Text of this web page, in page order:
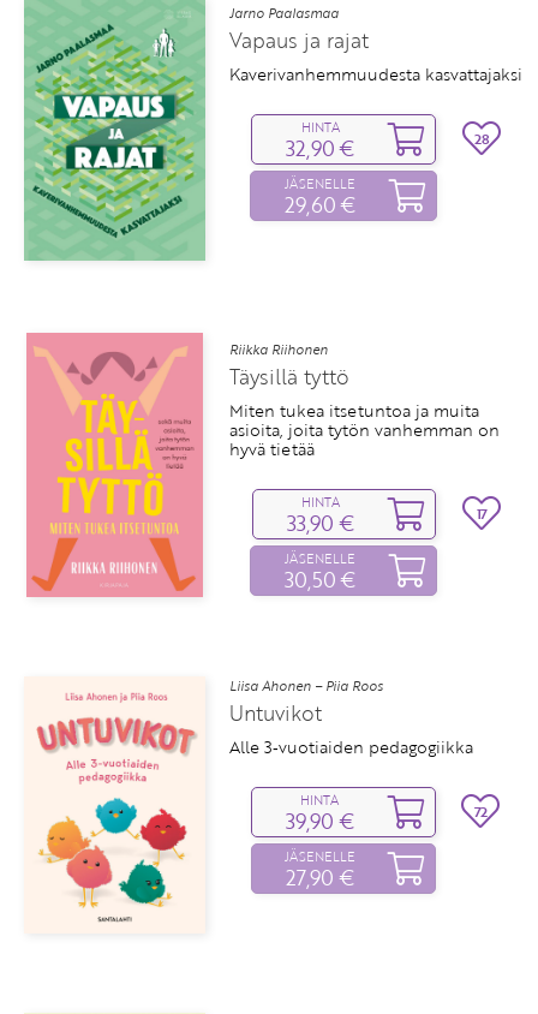
Jarno Paalasmaa
Vapaus ja rajat
Kaverivanhemmuudesta kasvattajaksi
HINTA
32,90 €
JÄSENELLE
29,60 €
28
Riikka Riihonen
Täysillä tyttö
Miten tukea itsetuntoa ja muita
asioita, joita tytön vanhemman on
hyvä tietää
HINTA
33,90 €
JÄSENELLE
30,50 €
17
Liisa Ahonen – Piia Roos
Untuvikot
Alle 3‑vuotiaiden pedagogiikka
HINTA
39,90 €
JÄSENELLE
27,90 €
72